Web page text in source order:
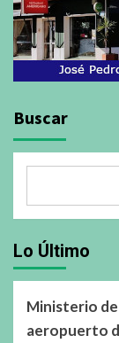
Buscar
Lo Último
Ministerio
aeropuerto